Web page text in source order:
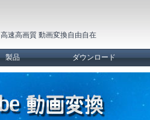
高速高画質 動画変換自由自在
製品 ダウンロード